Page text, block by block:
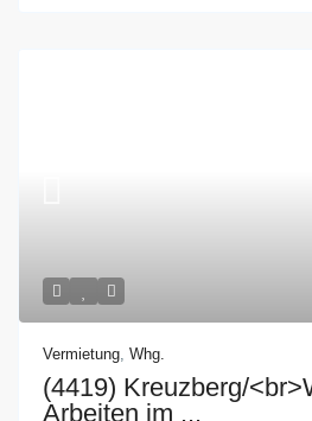
Vermietung,Whg.
(4419) Kreuzberg/
Arbeiten im ...